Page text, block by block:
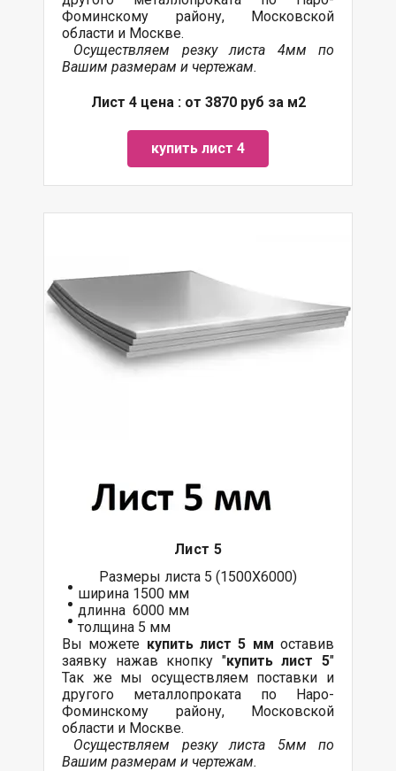
Фоминскому району, Московской
области и Москве.
Осуществляем резку листа 4мм по
Вашим размерам и чертежам.
Лист 4 цена : от 3870 руб за м2
купить лист 4
Лист 5
Размеры листа 5 (1500Х6000)
ширина 1500 мм
длинна 6000 мм
толщина 5 мм
Вы можете купить лист 5 мм оставив
заявку нажав кнопку "купить лист 5"
Так же мы осуществляем поставки и
другого металлопроката по Наро-
Фоминскому району, Московской
области и Москве.
Осуществляем резку листа 5мм по
Вашим размерам и чертежам.